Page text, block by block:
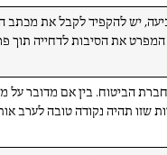
יש להקפיד לקבל את מכתב
הביטוח. בין אם מדובר
שזו תהיה נקודה טובה לערב